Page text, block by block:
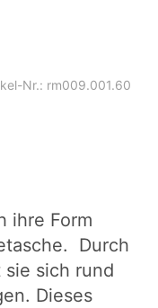
Nr.: rm009.001.60
ihre Form
Durch
sie sich rund
Dieses